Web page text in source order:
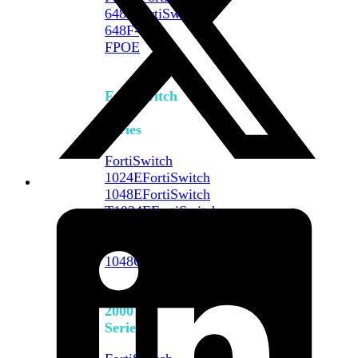
648F
FortiSwitch
648F-
FPOE
FortiSwitch
Series
FortiSwitch
1024EFortiSwitch
1048EFortiSwitch
T1024EFortiSwitch
1048G
FortiSwitch
2000
Series